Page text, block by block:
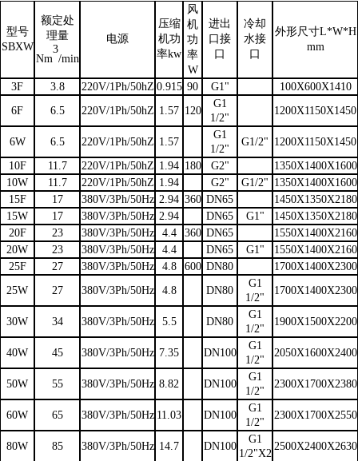
型号
SBXW
额定处
理量
Nm
3
/min
电源
压缩
机功
率kw
风
机
功
率
W
进出
口接
口
冷却
水接
口
外形尺寸L*W*H
mm
3F 3.8 220V/1Ph/50hZ 0.915 90 G1"
100X600X1410
6F
6.5 220V/1Ph/50hZ 1.57 120
G1
1/2"
1200X1150X1450
6W 6.5 220V/1Ph/50hZ 1.57
G1
1/2"
G1/2" 1200X1150X1450
10F
11.7 220V/1Ph/50hZ 1.94 180 G2"
1350X1400X1600
10W
11.7 220V/1Ph/50hZ 1.94 G2" G1/2" 1350X1400X1600
15F
17 380V/3Ph/50Hz 2.94 360 DN65
1450X1350X2180
15W
17 380V/3Ph/50Hz 2.94 DN65 G1"
1450X1350X2180
20F
23 380V/3Ph/50Hz 4.4 360 DN65
1550X1400X2160
20W
23 380V/3Ph/50Hz 4.4 DN65 G1"
1550X1400X2160
25F
27 380V/3Ph/50Hz 4.8 600 DN80
1700X1400X2300
25W
27 380V/3Ph/50Hz 4.8 DN80
G1
1/2"
1700X1400X2300
30W 34 380V/3Ph/50Hz 5.5 DN80
G1
1/2"
1900X1500X2200
40W 45 380V/3Ph/50Hz 7.35 DN100
G1
1/2"
2050X1600X2400
50W 55 380V/3Ph/50Hz 8.82 DN100
G1
1/2"
2300X1700X2380
60W 65 380V/3Ph/50Hz 11.03 DN100
G1
1/2"
2300X1700X2550
80W 85 380V/3Ph/50Hz 14.7 DN100
G1
1/2"X2
2500X2400X2630